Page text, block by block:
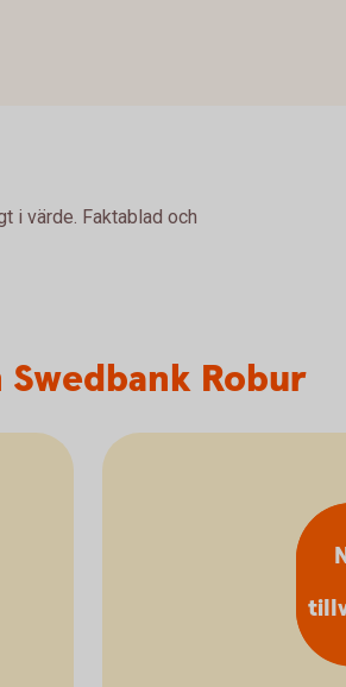
i värde. Faktablad och
Robur